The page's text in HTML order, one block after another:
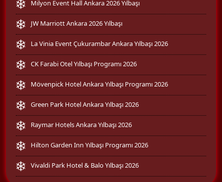
Milyon Event Hall Ankara 2026 Yılbaşı
JW Marriott Ankara 2026 Yılbaşı
La Vinia Event Çukurambar Ankara Yılbaşı 2026
CK Farabi Otel Yılbaşı Programı 2026
Mövenpick Hotel Ankara Yılbaşı Programı 2026
Green Park Hotel Ankara Yılbaşı 2026
Raymar Hotels Ankara Yılbaşı 2026
Hilton Garden Inn Yılbaşı Programı 2026
Vivaldi Park Hotel & Balo Yılbaşı 2026